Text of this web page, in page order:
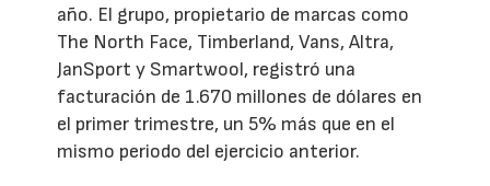
año. El grupo, propietario de marcas como
The North Face, Timberland, Vans, Altra,
JanSport y Smartwool, registró una
facturación de 1.670 millones de dólares en
el primer trimestre, un 5% más que en el
mismo periodo del ejercicio anterior.